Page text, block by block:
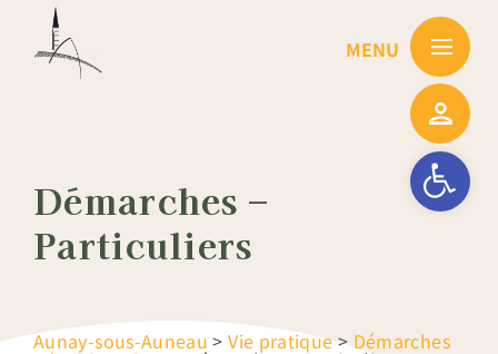
Ouvrir la
Démarches –
Particuliers
Aunay-sous-Auneau >Vie pratique>Démarches